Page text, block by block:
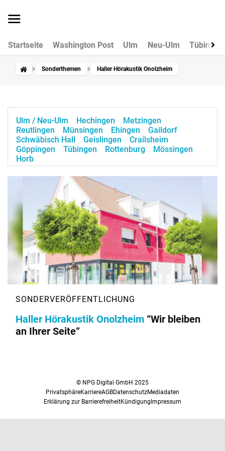
Startseite Washington Post Ulm Neu-Ulm Tübingen
Sonderthemen Haller Hörakustik Onolzheim
Ulm / Neu-Ulm Hechingen
Metzingen
Reutlingen
Münsingen Ehingen
Gaildorf
Schwäbisch Hall
Geislingen
Crailsheim
Göppingen
Tübingen Rottenburg
Mössingen
Horb
Haller Hörakustik Onolzheim “Wir bleiben
an Ihrer Seite“
© NPG Digital GmbH 2025
PrivatsphäreKarriereAGBDatenschutzMediadaten
Erklärung zur BarrierefreiheitKündigungImpressum